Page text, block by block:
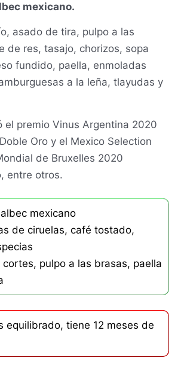
mexicano.
asado de tira, pulpo a las
de res, tasajo, chorizos, sopa
fundido, paella, enmoladas
a la leña, tlayudas y
el premio Vinus Argentina 2020
Oro y el Mexico Selection
de Bruxelles 2020
entre otros.
mexicano
de ciruelas, café tostado,
cortes, pulpo a las brasas, paella
equilibrado, tiene 12 meses de